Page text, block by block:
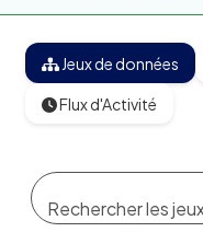
Jeux de données
Flux d'Activité